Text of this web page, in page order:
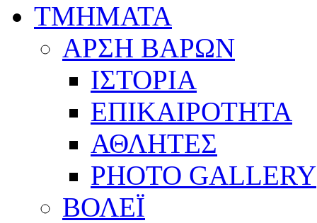
ΤΜΗΜΑΤΑ
ΑΡΣΗ ΒΑΡΩΝ
ΙΣΤΟΡΙΑ
ΕΠΙΚΑΙΡΟΤΗΤΑ
ΑΘΛΗΤΕΣ
PHOTO GALLERY
ΒΟΛΕΪ